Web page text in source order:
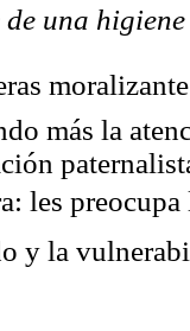
de una
más la
les preocupa
y la